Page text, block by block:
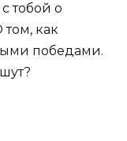
тобой о
как
победами.